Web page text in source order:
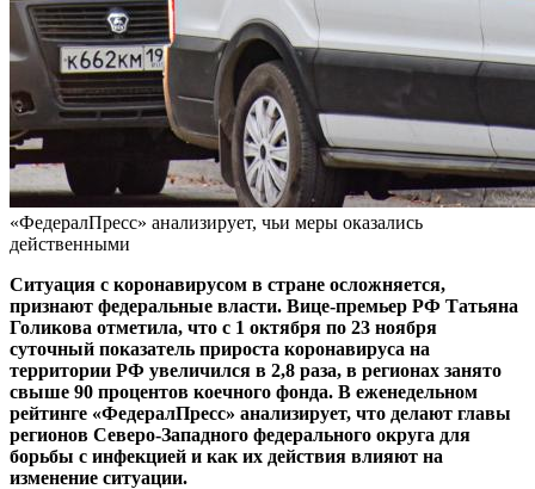
«ФедералПресс» анализирует, чьи меры оказались
действенными
Ситуация с коронавирусом в стране осложняется,
признают федеральные власти. Вице-премьер РФ Татьяна
Голикова отметила, что с 1 октября по 23 ноября
суточный показатель прироста коронавируса на
территории РФ увеличился в 2,8 раза, в регионах занято
свыше 90 процентов коечного фонда. В еженедельном
рейтинге «ФедералПресс» анализирует, что делают главы
регионов Северо-Западного федерального округа для
борьбы с инфекцией и как их действия влияют на
изменение ситуации.